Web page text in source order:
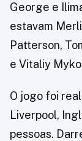
George e
estavam
Patterson,
e Vitaliy
O jogo foi
Liverpool,
pessoas.